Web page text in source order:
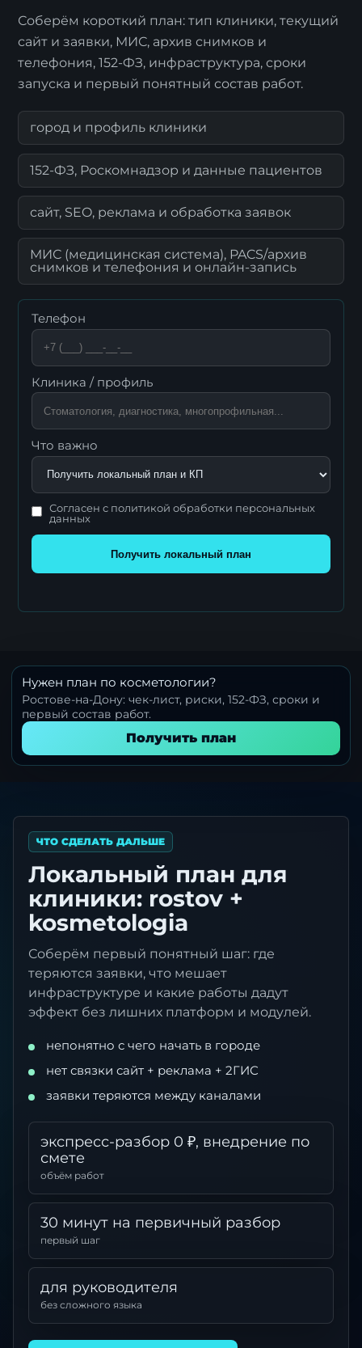
Соберём короткий план: тип клиники, текущий
сайт и заявки, МИС, архив снимков и
телефония, 152-ФЗ, инфраструктура, сроки
запуска и первый понятный состав работ.
город и профиль клиники
152-ФЗ, Роскомнадзор и данные пациентов
сайт, SEO, реклама и обработка заявок
МИС (медицинская система), PACS/архив
снимков и телефония и онлайн-запись
Телефон
Клиника / профиль
Что важно
Согласен с политикой обработки персональных
данных
Получить локальный план
Нужен план по косметологии?
Ростове-на-Дону: чек-лист, риски, 152-ФЗ, сроки и
первый состав работ.
Получить план
ЧТО СДЕЛАТЬ ДАЛЬШЕ
Локальный план для
клиники: rostov +
kosmetologia
Соберём первый понятный шаг: где
теряются заявки, что мешает
инфраструктуре и какие работы дадут
эффект без лишних платформ и модулей.
непонятно с чего начать в городе
нет связки сайт + реклама + 2ГИС
заявки теряются между каналами
экспресс-разбор 0 ₽, внедрение по
смете
объём работ
30 минут на первичный разбор
первый шаг
для руководителя
без сложного языка